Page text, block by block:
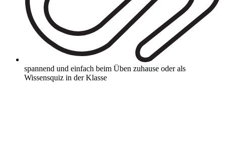
spannend und einfach beim Üben zuhause oder als
Wissensquiz in der Klasse